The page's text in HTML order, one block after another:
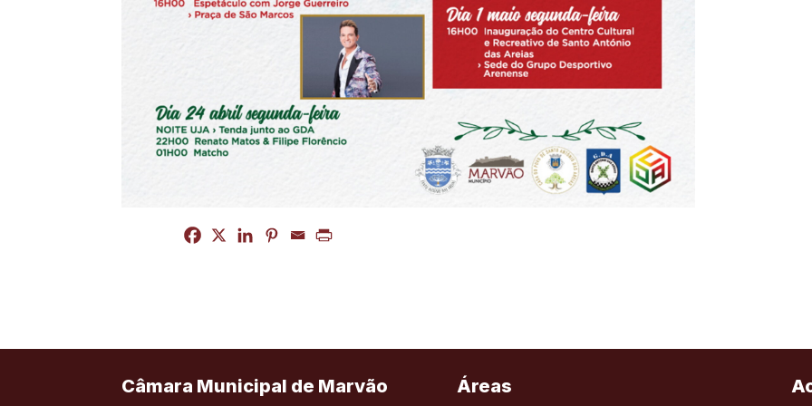
Câmara Municipal de Marvão Áreas